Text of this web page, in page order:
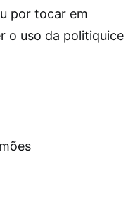
por tocar em
o uso da politiquice